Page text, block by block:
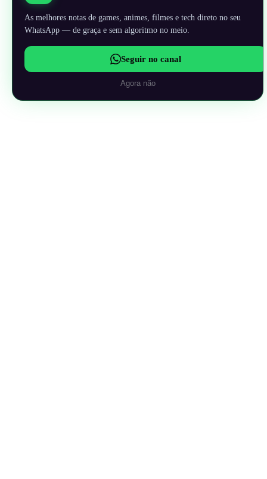
As melhores notas de games, animes, filmes e tech direto no seu
WhatsApp — de graça e sem algoritmo no meio.
Seguir no canal
Agora não